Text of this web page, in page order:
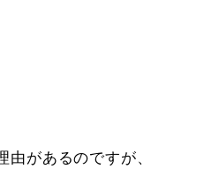
由があるのですが、